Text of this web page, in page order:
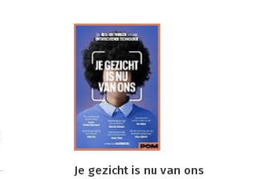
Je gezicht is nu van ons